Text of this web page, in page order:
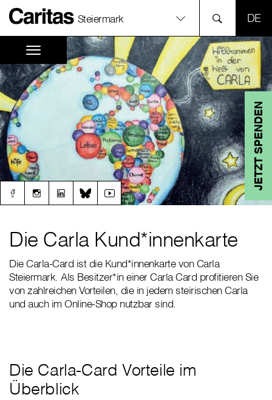
Steiermark
JETZT SPENDEN
Die Carla Kund*innenkarte
Die Carla-Card ist die Kund*innenkarte von Carla
Steiermark. Als Besitzer*in einer Carla Card profitieren Sie
von zahlreichen Vorteilen, die in jedem steirischen Carla
und auch im Online-Shop nutzbar sind.
Die Carla-Card Vorteile im
Überblick